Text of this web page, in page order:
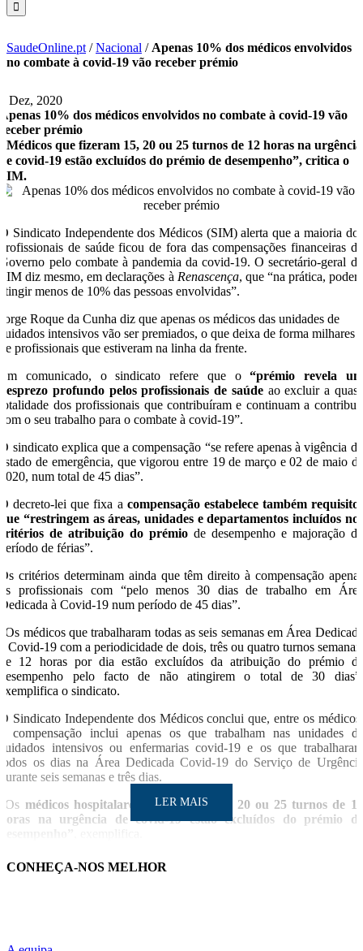
SaudeOnline.pt /Nacional / Apenas 10% dos médicos envolvidos
no combate à covid-19 vão receber prémio
7 Dez, 2020
Apenas 10% dos médicos envolvidos no combate à covid-19 vão
receber prémio
"Médicos que fizeram 15, 20 ou 25 turnos de 12 horas na urgência
de covid-19 estão excluídos do prémio de desempenho”, critica o
SIM.
O Sindicato Independente dos Médicos (SIM) alerta que a maioria dos
profissionais de saúde ficou de fora das compensações financeiras do
Governo pelo combate à pandemia da covid-19. O secretário-geral do
SIM diz mesmo, em declarações à Renascença, que “na prática, poderá
atingir menos de 10% das pessoas envolvidas”.
Jorge Roque da Cunha diz que apenas os médicos das unidades de
cuidados intensivos vão ser premiados, o que deixa de forma milhares
de profissionais que estiveram na linha da frente.
Em comunicado, o sindicato refere que o“prémio revela um
desprezo profundo pelos profissionais de saúdeao excluir a quase
totalidade dos profissionais que contribuíram e continuam a contribuir
com o seu trabalho para o combate à covid-19”.
O sindicato explica que a compensação “se refere apenas à vigência do
estado de emergência, que vigorou entre 19 de março e 02 de maio de
2020, num total de 45 dias”.
O decreto-lei que fixa a compensação estabelece também requisitos
que “restringem as áreas, unidades e departamentos incluídos nos
critérios de atribuição do prémio de desempenho e majoração do
período de férias”.
Os critérios determinam ainda que têm direito à compensação apenas
os profissionais com “pelo menos 30 dias de trabalho em Área
Dedicada à Covid-19 num período de 45 dias”.
“Os médicos que trabalharam todas as seis semanas em Área Dedicada
à Covid-19 com a periodicidade de dois, três ou quatro turnos semanais
de 12 horas por dia estão excluídos da atribuição do prémio de
desempenho pelo facto de não atingirem o total de 30 dias”,
exemplifica o sindicato.
O Sindicato Independente dos Médicos conclui que, entre os médicos,
a compensação inclui apenas os que trabalham nas unidades de
cuidados intensivos ou enfermarias covid-19 e os que trabalharam
todos os dias na Área Dedicada Covid-19 do Serviço de Urgência
durante seis semanas e três dias.
“Os médicos hospitalares que fizeram 15, 20 ou 25 turnos de 12
horas na urgência de covid-19 estão excluídos do prémio de
O sindicato alerta que também os médicos de famílias ficam excluídos,
uma vez que “dificilmente o mesmo médico de família terá estado
LER MAIS
CONHEÇA-NOS MELHOR